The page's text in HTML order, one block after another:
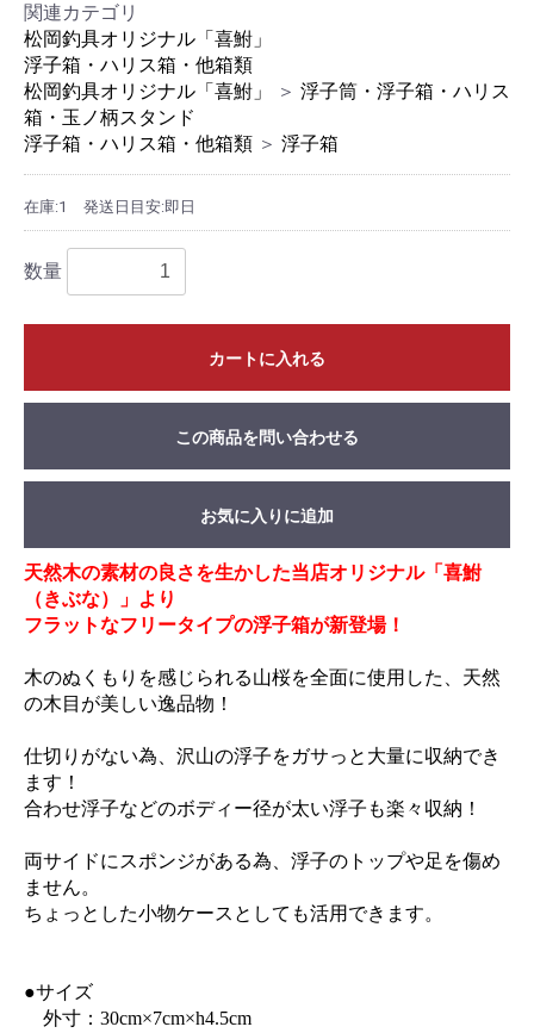
関連カテゴリ
松岡釣具オリジナル「喜鮒」
浮子箱・ハリス箱・他箱類
松岡釣具オリジナル「喜鮒」
＞ 浮子筒・浮子箱・ハリス
箱・玉ノ柄スタンド
浮子箱・ハリス箱・他箱類 ＞ 浮子箱
在庫:1 発送日目安:即日
数量
カートに入れる
この商品を問い合わせる
お気に入りに追加
天然木の素材の良さを生かした当店オリジナル「喜鮒
（きぶな）」より
フラットなフリータイプの浮子箱が新登場！
木のぬくもりを感じられる山桜を全面に使用した、天然
の木目が美しい逸品物！
仕切りがない為、沢山の浮子をガサっと大量に収納でき
ます！
合わせ浮子などのボディー径が太い浮子も楽々収納！
両サイドにスポンジがある為、浮子のトップや足を傷め
ません。
ちょっとした小物ケースとしても活用できます。
●サイズ
外寸：30cm×7cm×h4.5cm